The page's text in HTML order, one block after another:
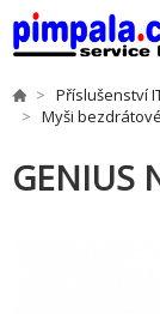
Příslušenství
Myši
GENIUS